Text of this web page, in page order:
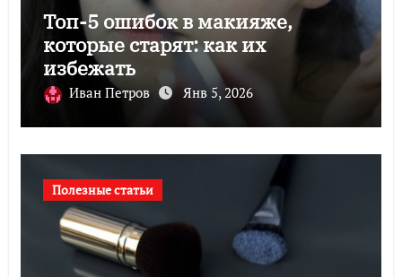
Топ-5 ошибок в макияже,
которые старят: как их
избежать
Иван Петров Янв 5, 2026
Полезные статьи